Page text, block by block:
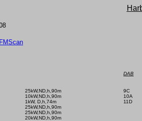
FMScan
25kW,ND,h,90m
10kW,ND,h,90m
1kW, D,h,74m
25kW,ND,h,90m
25kW,ND,h,90m
20kW,ND,h,90m
DAB
9C
10A
11D